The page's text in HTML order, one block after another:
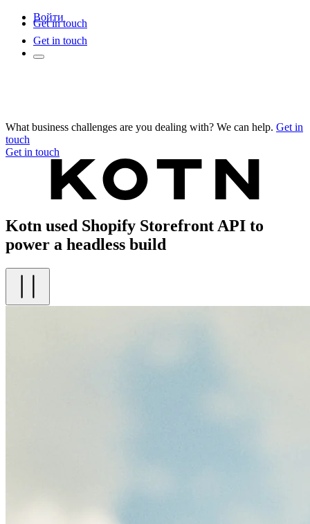
Войти
Get in touch
Get in touch
What business challenges are you dealing with? We can help. Get in
touch
Get in touch
Kotn used Shopify Storefront API to
power a headless build